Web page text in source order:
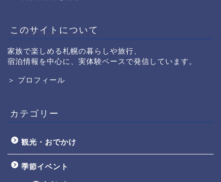
このサイトについて
家族で楽しめる札幌の暮らしや旅行、
宿泊情報を中心に、実体験ベースで発信しています。
＞ プロフィール
カテゴリー
観光・おでかけ
季節イベント